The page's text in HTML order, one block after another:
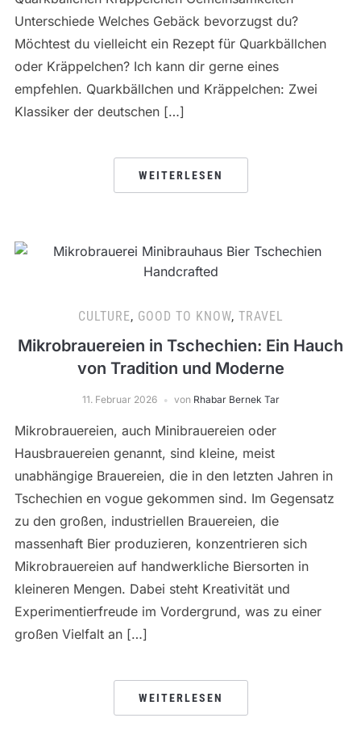
Unterschiede Welches Gebäck bevorzugst du?
Möchtest du vielleicht ein Rezept für Quarkbällchen
oder Kräppelchen? Ich kann dir gerne eines
empfehlen. Quarkbällchen und Kräppelchen: Zwei
Klassiker der deutschen […]
WEITERLESEN
CULTURE, GOOD TO KNOW, TRAVEL
Mikrobrauereien in Tschechien: Ein Hauch
von Tradition und Moderne
11. Februar 2026 von Rhabar Bernek Tar
Mikrobrauereien, auch Minibrauereien oder
Hausbrauereien genannt, sind kleine, meist
unabhängige Brauereien, die in den letzten Jahren in
Tschechien en vogue gekommen sind. Im Gegensatz
zu den großen, industriellen Brauereien, die
massenhaft Bier produzieren, konzentrieren sich
Mikrobrauereien auf handwerkliche Biersorten in
kleineren Mengen. Dabei steht Kreativität und
Experimentierfreude im Vordergrund, was zu einer
großen Vielfalt an […]
WEITERLESEN